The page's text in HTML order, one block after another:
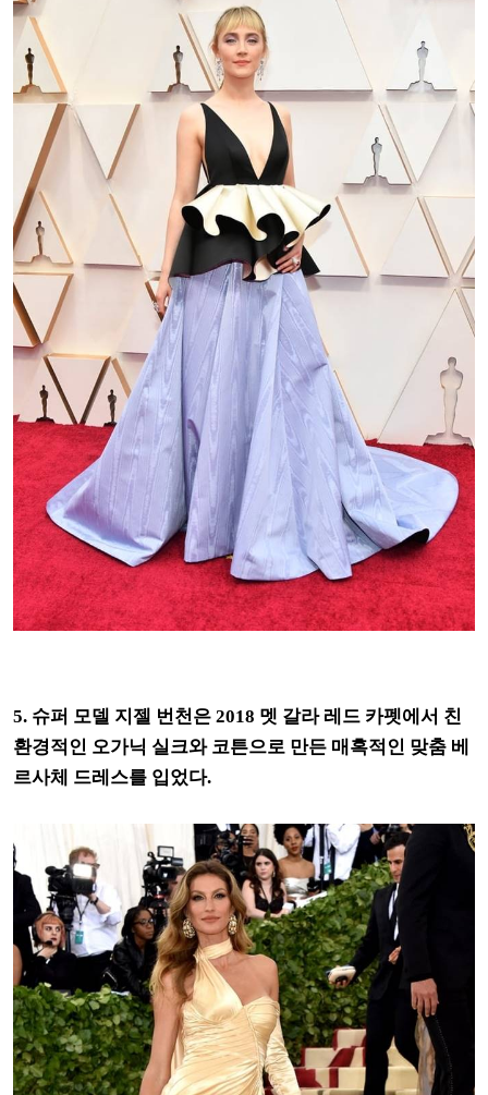
5. 슈퍼 모델 지젤 번천은 2018 멧 갈라 레드 카펫에서 친
환경적인 오가닉 실크와 코튼으로 만든 매혹적인 맞춤 베
르사체 드레스를 입었다.